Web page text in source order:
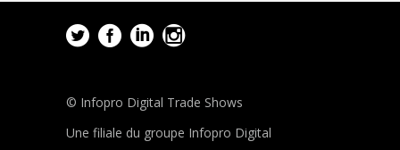
© Infopro Digital Trade Shows
Une filiale du groupe Infopro Digital